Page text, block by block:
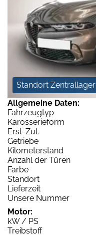
Standort Zentrallager
Allgemeine Daten:
Fahrzeugtyp
Karosserieform
Erst-Zul.
Getriebe
Kilometerstand
Anzahl der Türen
Farbe
Standort
Lieferzeit
Unsere Nummer
Motor:
kW / PS
Treibstoff